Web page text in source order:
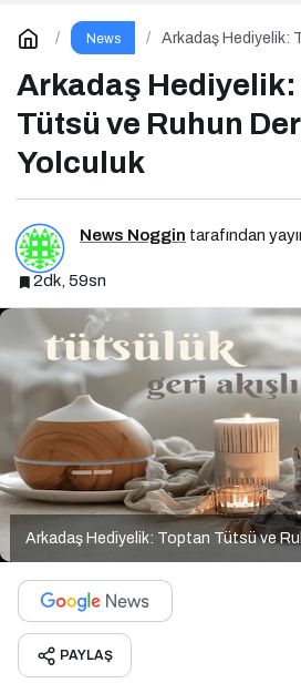
News
Arkadaş Hediyelik:
Arkadaş Hediyelik:
Tütsü ve Ruhun
Yolculuk
News Noggin tarafından
2dk, 59sn
Arkadaş Hediyelik: Toptan Tütsü ve
PAYLAŞ